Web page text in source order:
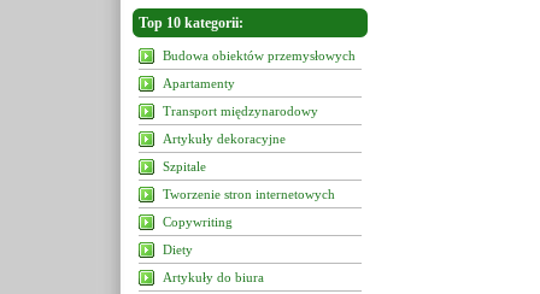
Top 10 kategorii:
Budowa obiektów przemysłowych
Apartamenty
Transport międzynarodowy
Artykuły dekoracyjne
Szpitale
Tworzenie stron internetowych
Copywriting
Diety
Artykuły do biura